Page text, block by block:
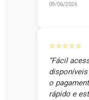
09/06/2026
⭐⭐⭐⭐⭐
“Fácil
o
rápido e